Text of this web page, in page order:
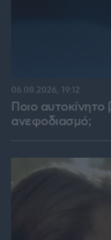
Ποιο αυτοκίνητο
ανεφοδιασμό;
06.08.2026, 19:12